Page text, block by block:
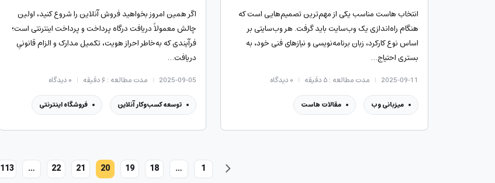
انتخاب هاست مناسب یکی از مهم‌ترین تصمیم‌هایی است که
هنگام راه‌اندازی یک وب‌سایت باید گرفت. هر وب‌سایتی بر
اساس نوع کارکرد، زبان برنامه‌نویسی و نیازهای فنی خود، به
بستری احتیاج…
2025-09-11 مدت مطالعه : ۵ دقیقه ۰دیدگاه
میزبانی وب مقالات هاست
اگر همین امروز بخواهید فروش آنلاین را شروع کنید، اولین
چالش معمولاً دریافت درگاه پرداخت و پرداخت اینترنتی است؛
فرآیندی که به‌خاطر احراز هویت، تکمیل مدارک و الزام قانونیِ
دریافت…
2025-09-05 مدت مطالعه : ۶ دقیقه ۰دیدگاه
توسعه کسب‌وکار آنلاین فروشگاه اینترنتی
1
…
18
19
20
21
22
…
113